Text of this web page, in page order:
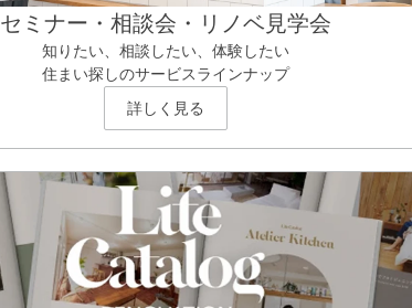
セミナー・相談会・リノベ見学会
知りたい、相談したい、体験したい
住まい探しのサービスラインナップ
詳しく見る